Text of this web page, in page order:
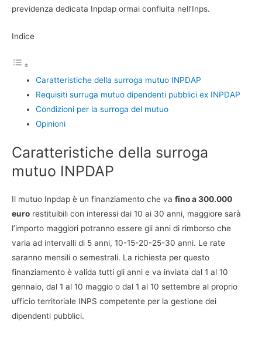
previdenza dedicata Inpdap ormai confluita nell’Inps.
Indice
Caratteristiche della surroga mutuo INPDAP
Requisiti surruga mutuo dipendenti pubblici ex INPDAP
Condizioni per la surroga del mutuo
Opinioni
Caratteristiche della surroga
mutuo INPDAP
Il mutuo Inpdap è un finanziamento che va fino a 300.000
euro restituibili con interessi dai 10 ai 30 anni, maggiore sarà
l’importo maggiori potranno essere gli anni di rimborso che
varia ad intervalli di 5 anni, 10-15-20-25-30 anni. Le rate
saranno mensili o semestrali. La richiesta per questo
finanziamento è valida tutti gli anni e va inviata dal 1 al 10
gennaio, dal 1 al 10 maggio o dal 1 al 10 settembre al proprio
ufficio territoriale INPS competente per la gestione dei
dipendenti pubblici.